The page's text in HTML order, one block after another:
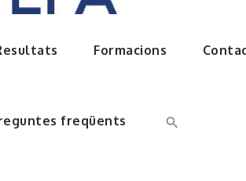
Formacions
freqüents